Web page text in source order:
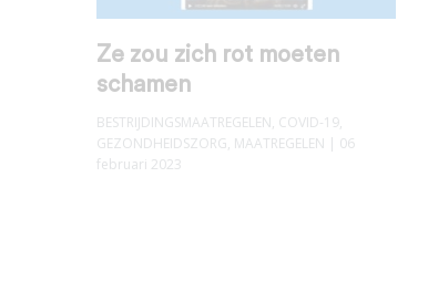
Ze zou zich rot moeten
schamen
BESTRIJDINGSMAATREGELEN, COVID-19,
GEZONDHEIDSZORG, MAATREGELEN | 06
februari 2023